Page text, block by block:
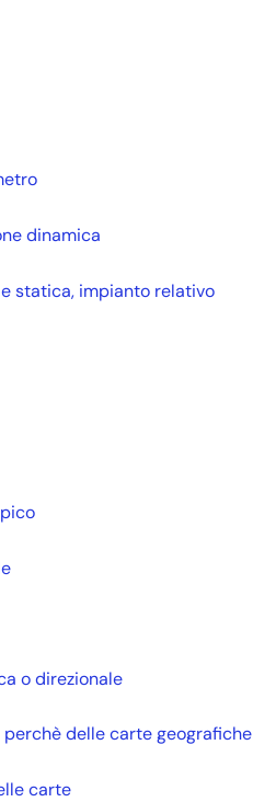
dinamica
statica, impianto relativo
o direzionale
perchè delle carte geografiche
carte